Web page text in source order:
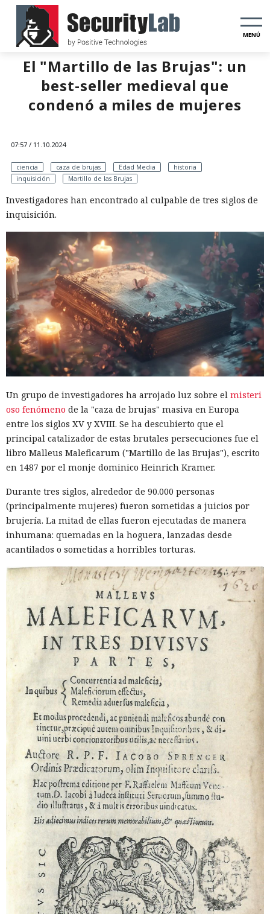
MENÚ
El "Martillo de las Brujas": un
best-seller medieval que
condenó a miles de mujeres
07:57 / 11.10.2024
ciencia caza de brujas Edad Media
historia
inquisición
Martillo de las Brujas
Investigadores han encontrado al culpable de tres siglos de
inquisición.
Un grupo de investigadores ha arrojado luz sobre el misteri
oso fenómeno de la "caza de brujas" masiva en Europa
entre los siglos XV y XVIII. Se ha descubierto que el
principal catalizador de estas brutales persecuciones fue el
libro Malleus Maleficarum ("Martillo de las Brujas"), escrito
en 1487 por el monje dominico Heinrich Kramer.
Durante tres siglos, alrededor de 90.000 personas
(principalmente mujeres) fueron sometidas a juicios por
brujería. La mitad de ellas fueron ejecutadas de manera
inhumana: quemadas en la hoguera, lanzadas desde
acantilados o sometidas a horribles torturas.